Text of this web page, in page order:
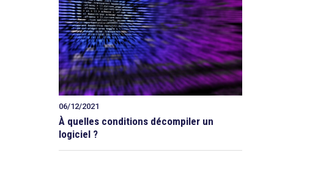
06/12/2021
À quelles conditions décompiler un
logiciel ?